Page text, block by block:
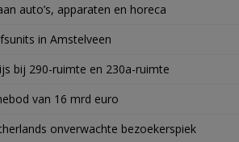
auto’s, apparaten en horeca
in Amstelveen
bij 290-ruimte en 230a-ruimte
van 16 mrd euro
onverwachte bezoekerspiek